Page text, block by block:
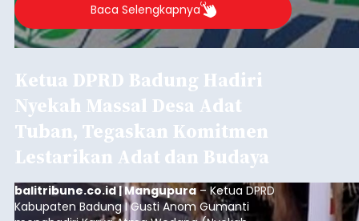
Baca Selengkapnya
Ketua DPRD Badung Hadiri
Nyekah Massal Desa Adat
Tuban, Tegaskan Komitmen
Lestarikan Adat dan Budaya
balitribune.co.id | Mangupura– Ketua DPRD
Kabupaten Badung I Gusti Anom Gumanti